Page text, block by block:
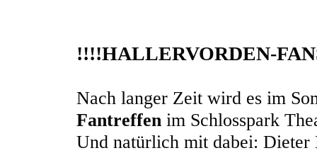
!!!!HALLERVORDEN-
Nach langer Zeit wird es im
Fantreffen im Schlosspark
Und natürlich mit dabei: